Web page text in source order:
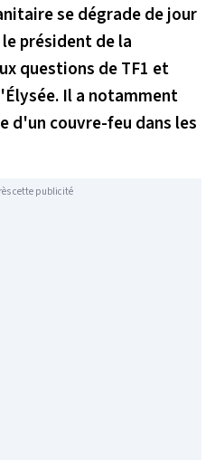
se dégrade de jour
président de la
questions de TF1 et
Il a notamment
d'un couvre-feu dans les
cette publicité